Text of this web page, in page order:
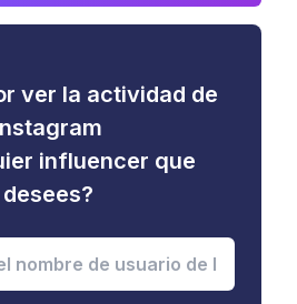
ver la actividad de
influencer que
desees?